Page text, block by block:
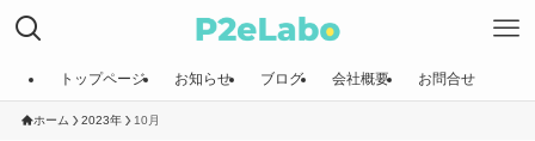
トップページ お知らせ ブログ 会社概要 お問合せ
ホーム 2023年 10月